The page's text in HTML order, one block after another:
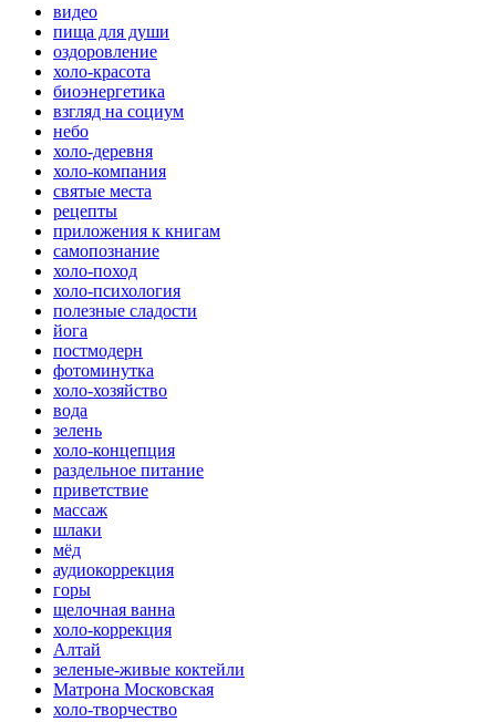
видео
пища для души
оздоровление
холо-красота
биоэнергетика
взгляд на социум
небо
холо-деревня
холо-компания
святые места
рецепты
приложения к книгам
самопознание
холо-поход
холо-психология
полезные сладости
йога
постмодерн
фотоминутка
холо-хозяйство
вода
зелень
холо-концепция
раздельное питание
приветствие
массаж
шлаки
мёд
аудиокоррекция
горы
щелочная ванна
холо-коррекция
Алтай
зеленые-живые коктейли
Матрона Московская
холо-творчество